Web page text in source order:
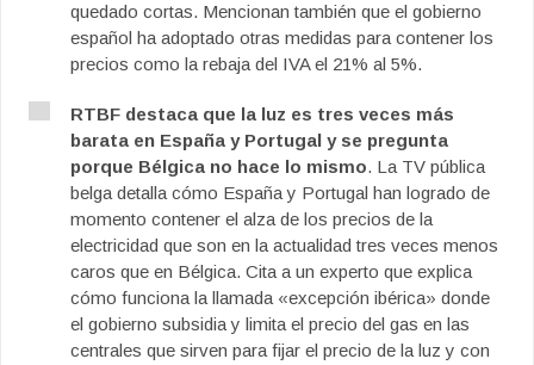
quedado cortas. Mencionan también que el gobierno
español ha adoptado otras medidas para contener los
precios como la rebaja del IVA el 21% al 5%.
RTBF destaca que la luz es tres veces más
barata en España y Portugal y se pregunta
porque Bélgica no hace lo mismo. La TV pública
belga detalla cómo España y Portugal han logrado de
momento contener el alza de los precios de la
electricidad que son en la actualidad tres veces menos
caros que en Bélgica. Cita a un experto que explica
cómo funciona la llamada «excepción ibérica» donde
el gobierno subsidia y limita el precio del gas en las
centrales que sirven para fijar el precio de la luz y con